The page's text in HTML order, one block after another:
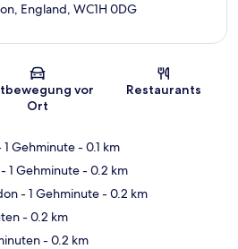
Karte
England, WC1H 0DG
vor
Ort
Restaurants
1 Gehminute- 0.1 km
- 1 Gehminute- 0.2 km
- 1 Gehminute- 0.2 km
- 0.2 km
- 0.2 km